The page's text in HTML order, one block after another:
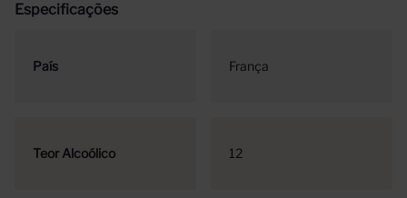
Especificações
País França
Teor Alcoólico 12